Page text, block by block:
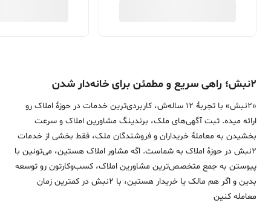
۲نبش؛ راهی سریع و مطمئن برای خانه‌دار شدن
«2نبش» با تجربۀ 12 ساله‌ش، کاربردی‌ترین خدمات در حوزۀ املاک رو
ارائه میده. ثبت آگهی‌های ملک، برندینگ مشاورین املاک و سرعت
بخشیدن به معاملۀ خریداران و فروشندگان ملک، فقط بخشی از خدمات
2نبش در حوزۀ املاک به شماست. اگه مشاور املاک هستین، می‌تونین با
پیوستن به جمع متخصص‌ترین مشاورین املاک، کسب‌وکارتون رو توسعه
بدین و اگر هم مالک یا خریدار هستین، با 2نبش در کمترین زمان
معامله‌ کنین